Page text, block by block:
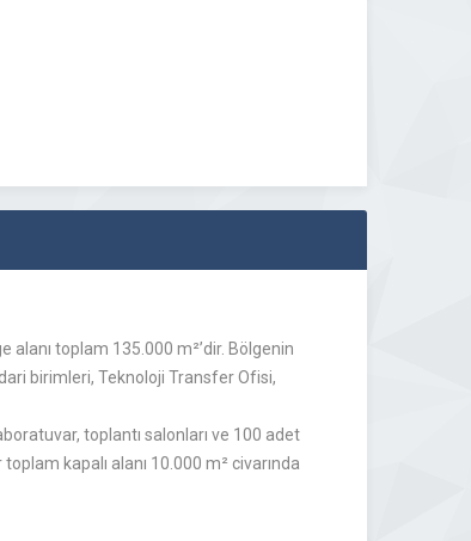
toplam 135.000 m²’dir. Bölgenin
birimleri, Teknoloji Transfer Ofisi,
toplantı salonları ve 100 adet
kapalı alanı 10.000 m² civarında